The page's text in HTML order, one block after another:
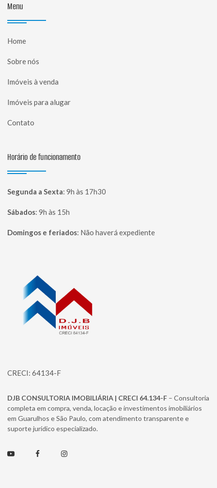
Menu
Home
Sobre nós
Imóveis à venda
Imóveis para alugar
Contato
Horário de funcionamento
Segunda a Sexta: 9h às 17h30
Sábados: 9h às 15h
Domingos e feriados: Não haverá expediente
CRECI: 64134-F
DJB CONSULTORIA IMOBILIÁRIA | CRECI 64.134-F – Consultoria
completa em compra, venda, locação e investimentos imobiliários
em Guarulhos e São Paulo, com atendimento transparente e
suporte jurídico especializado.
Youtube FacebookInstagram